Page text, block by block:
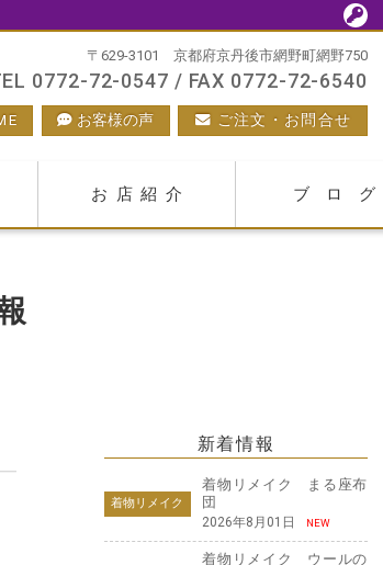
〒629-3101 京都府京丹後市網野町網野750
0772-72-0547 / FAX 0772-72-6540
お客様の声 ご注文・お問合せ
お店紹介 ブログ
新着情報
着物リメイク
着物リメイク まる座布
団
2026年8月01日 NEW
着物リメイク ウールの